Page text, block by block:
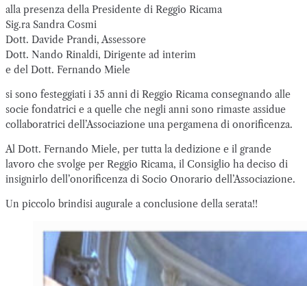
alla presenza della Presidente di Reggio Ricama
Sig.ra Sandra Cosmi
Dott. Davide Prandi, Assessore
Dott. Nando Rinaldi, Dirigente ad interim
e del Dott. Fernando Miele
si sono festeggiati i 35 anni di Reggio Ricama consegnando alle
socie fondatrici e a quelle che negli anni sono rimaste assidue
collaboratrici dell’Associazione una pergamena di onorificenza.
Al Dott. Fernando Miele, per tutta la dedizione e il grande
lavoro che svolge per Reggio Ricama, il Consiglio ha deciso di
insignirlo dell’onorificenza di Socio Onorario dell’Associazione.
Un piccolo brindisi augurale a conclusione della serata!!